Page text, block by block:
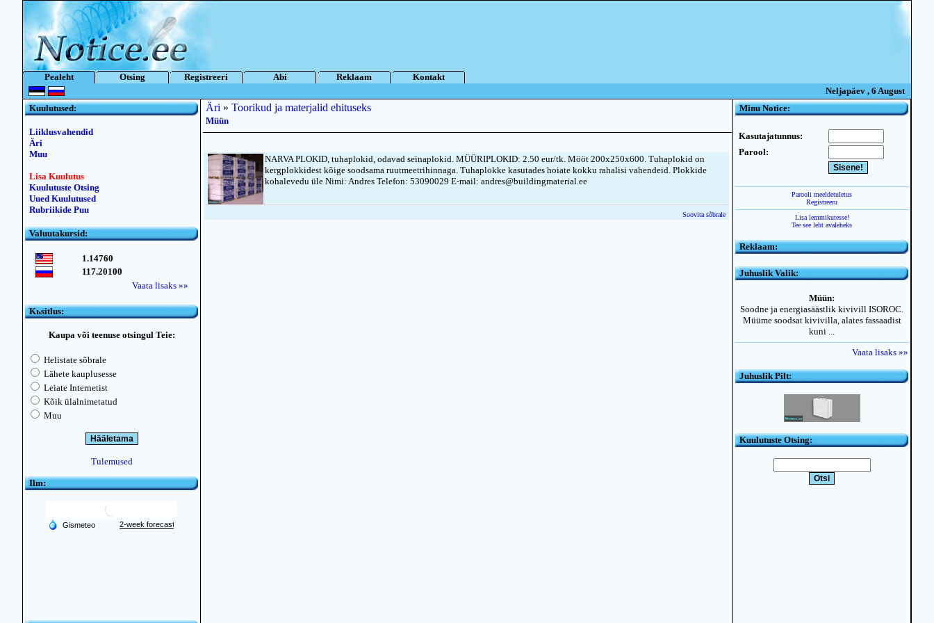
Pealeht Otsing Registreeri Abi Reklaam
Kontakt
Neljapäev , 6 August
Kuulutused:
Liiklusvahendid
Äri
Muu
Lisa Kuulutus
Kuulutuste Otsing
Uued Kuulutused
Rubriikide Puu
Valuutakursid:
1.14760
117.20100
Vaata lisaks »»
Kьsitlus:
Kaupa või teenuse otsingul Teie:
Helistate sõbrale
Lähete kauplusesse
Leiate Internetist
Kõik ülalnimetatud
Muu
Tulemused
Ilm:
Äri » Toorikud ja materjalid ehituseks
Müün
NARVA PLOKID, tuhaplokid, odavad seinaplokid. MÜÜRIPLOKID: 2.50 eur/tk. Mööt 200x250x600. Tuhaplokid on
kergplokkidest kõige soodsama ruutmeetrihinnaga. Tuhaplokke kasutades hoiate kokku rahalisi vahendeid. Plokkide
kohalevedu üle Nimi: Andres Telefon: 53090029 E-mail: andres@buildingmaterial.ee
Soovita sõbrale
Minu Notice:
Kasutajatunnus:
Parool:
Parooli meeldetuletus
Registreeru
Lisa lemmikutesse!
Tee see leht avaleheks
Reklaam:
Juhuslik Valik:
Müün:
Soodne ja energiasäästlik kivivill ISOROC.
Müüme soodsat kivivilla, alates fassaadist
kuni ...
Vaata lisaks »»
Juhuslik Pilt:
Kuulutuste Otsing: